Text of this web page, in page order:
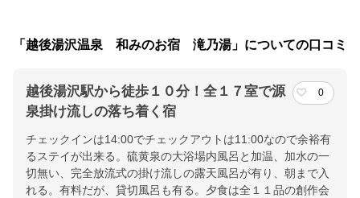
チェックアウ
10:00
交通アクセス
025-784-3421 お電話くださいませ。湯沢ICから8分
提供：楽天トラベル
「越後湯沢温泉 和みのお宿 滝乃湯」についての口コミ
越後湯沢駅から徒歩１０分！全１７室で源
泉掛け流しの落ち着く宿
0
チェックインは14:00でチェックアウトは11:00なので余裕有
るステイが出来る。硫黄泉の大浴場内風呂と加温、加水の一
切無い、完全放流式の掛け流しの露天風呂が有り、朝まで入
れる。有料だが、貸切風呂も有る。夕食は全１１品の創作会